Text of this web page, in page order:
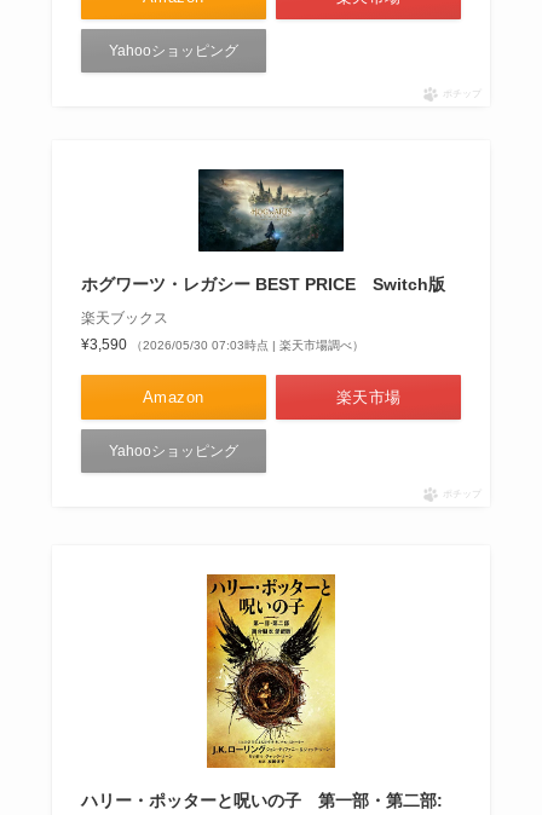
Yahooショッピング
ポチップ
ホグワーツ・レガシー BEST PRICE Switch版
楽天ブックス
¥3,590
（2026/05/30 07:03時点 | 楽天市場調べ）
Amazon 楽天市場
Yahooショッピング
ポチップ
ハリー・ポッターと呪いの子 第一部・第二部: